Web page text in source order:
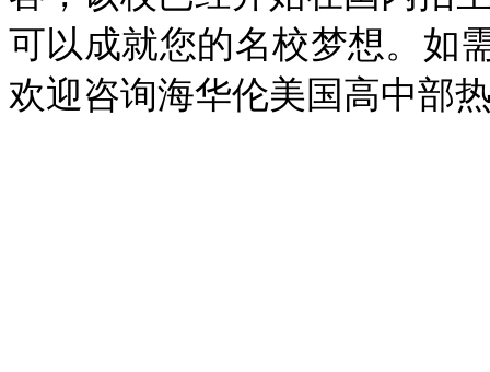
可以成就您的名校梦想。如
欢迎咨询海华伦美国高中部